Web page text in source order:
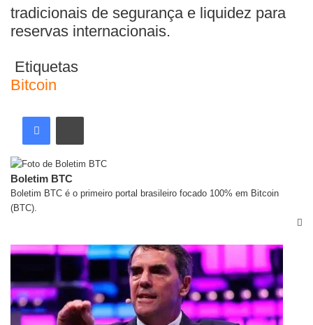
tradicionais de segurança e liquidez para
reservas internacionais.
Etiquetas
Bitcoin
Boletim BTC
Boletim BTC é o primeiro portal brasileiro focado 100% em Bitcoin
(BTC).